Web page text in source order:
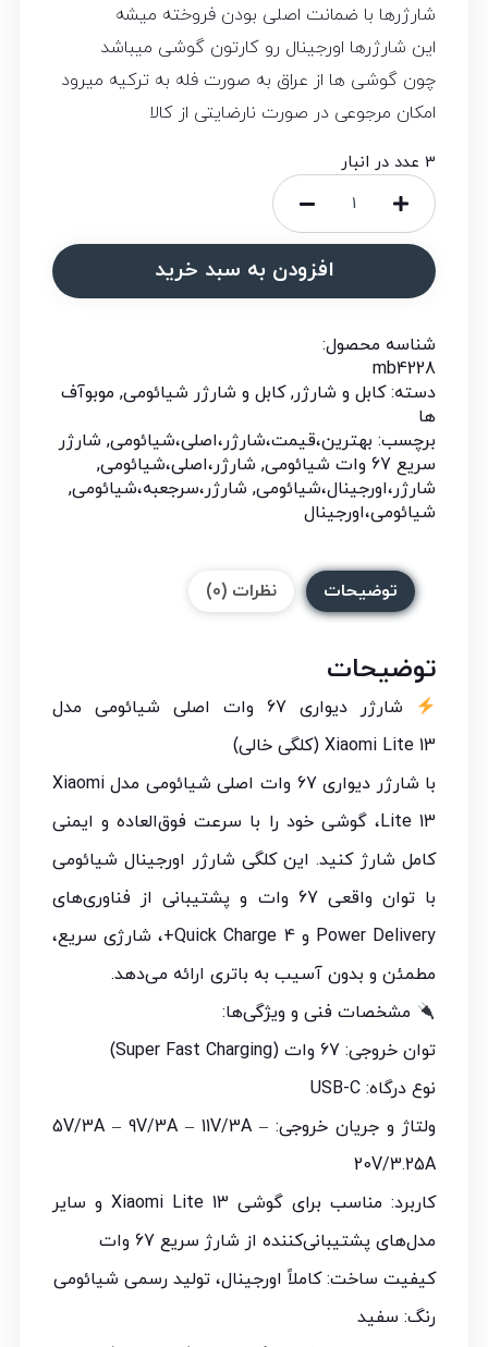
شارژرها با ضمانت اصلی بودن فروخته میشه
این شارژرها اورجینال رو کارتون گوشی میباشد
چون گوشی ها از عراق به صورت فله به ترکیه میرود
امکان مرجوعی در صورت نارضایتی از کالا
3 عدد در انبار
افزودن به سبد خرید
شناسه محصول:
mb4228
دسته:کابل و شارژر,کابل و شارژر شیائومی, موبوآف
ها
برچسب: بهترین،قیمت،شارژر،اصلی،شیائومی, شارژر
سریع 67 وات شیائومی
, شارژر،اصلی،شیائومی,
شارژر،اورجینال،شیائومی, شارژر،سرجعبه،شیائومی,
شیائومی،اورجینال
توضیحات نظرات (0)
توضیحات
شارژر دیواری 67 وات اصلی شیائومی مدل
Xiaomi Lite 13 (کلگی خالی)
با شارژر دیواری 67 وات اصلی شیائومی مدل Xiaomi
Lite 13، گوشی خود را با سرعت فوق‌العاده و ایمنی
کامل شارژ کنید. این کلگی شارژر اورجینال شیائومی
با توان واقعی 67 وات و پشتیبانی از فناوری‌های
Power Delivery و Quick Charge 4+، شارژی سریع،
مطمئن و بدون آسیب به باتری ارائه می‌دهد.
مشخصات فنی و ویژگی‌ها:
توان خروجی: 67 وات (Super Fast Charging)
نوع درگاه: USB-C
ولتاژ و جریان خروجی: 5V/3A – 9V/3A – 11V/3A –
20V/3.25A
کاربرد: مناسب برای گوشی Xiaomi Lite 13 و سایر
مدل‌های پشتیبانی‌کننده از شارژ سریع 67 وات
کیفیت ساخت: کاملاً اورجینال، تولید رسمی شیائومی
رنگ: سفید